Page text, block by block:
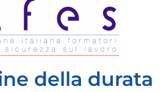
della durata